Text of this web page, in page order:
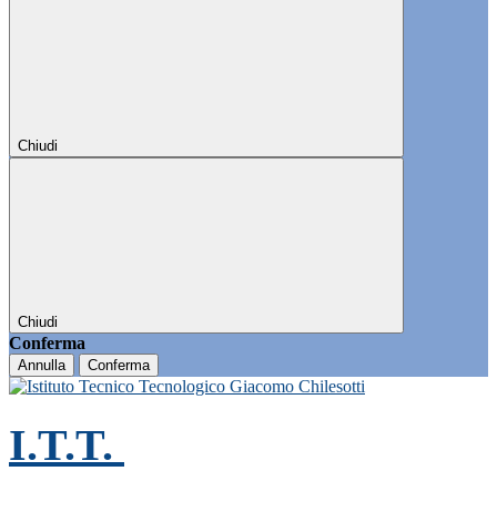
Chiudi
Chiudi
Conferma
Annulla Conferma
I.T.T.